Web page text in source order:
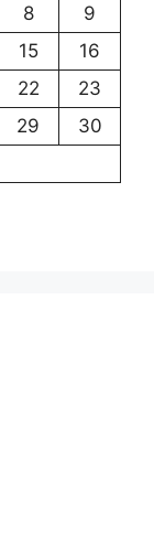
8
9
15
16
22
23
29
30